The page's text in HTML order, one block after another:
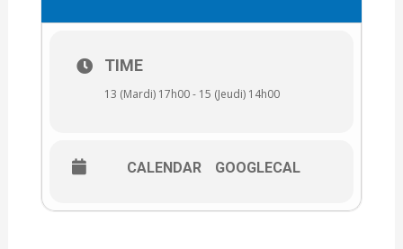
TIME
13 (Mardi) 17h00 - 15 (Jeudi) 14h00
CALENDAR GOOGLECAL